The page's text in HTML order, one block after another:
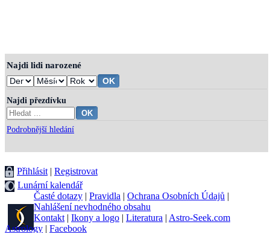
Najdi lidi narozené
Najdi přezdívku
Podrobnější hledání
Přihlásit | Registrovat
Lunární kalendář
Časté dotazy | Pravidla | Ochrana Osobních Údajů |
Nahlášení nevhodného obsahu
Kontakt | Ikony a logo | Literatura | Astro-Seek.com
Astrology | Facebook